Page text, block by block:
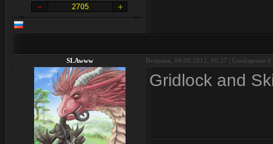
2705
SLAwww Вторник, 04.09.2012, 00:27 | Сообщение #
Gridlock and